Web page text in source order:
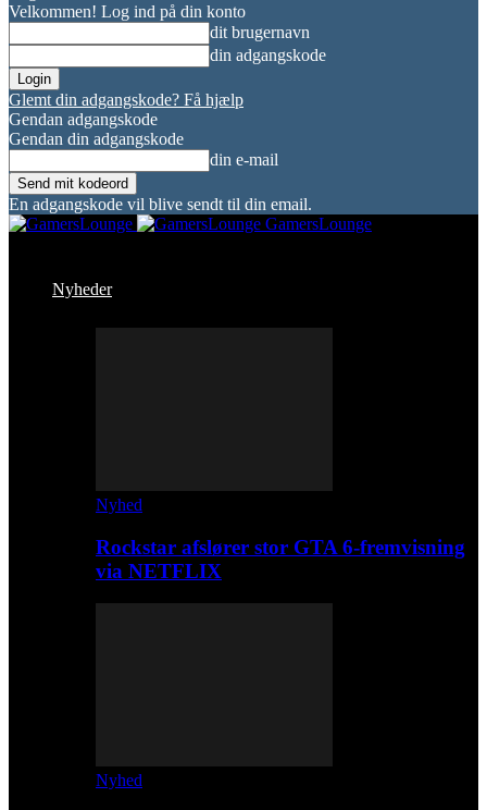
Velkommen! Log ind på din konto
dit brugernavn
din adgangskode
Glemt din adgangskode? Få hjælp
Gendan adgangskode
Gendan din adgangskode
din e-mail
En adgangskode vil blive sendt til din email.
GamersLounge
Nyheder
Nyhed
Rockstar afslører stor GTA 6-fremvisning
via NETFLIX
Nyhed